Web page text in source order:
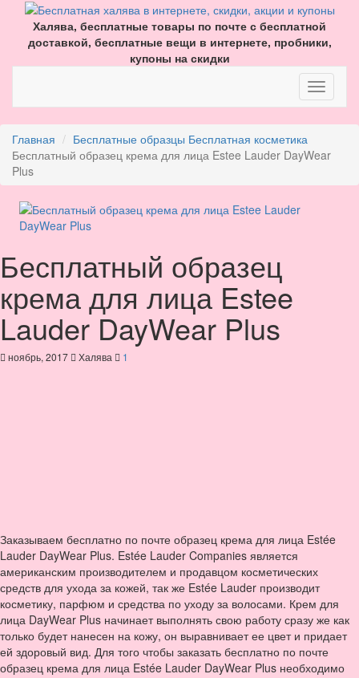
Халява, бесплатные товары по почте с бесплатной
доставкой, бесплатные вещи в интернете, пробники,
купоны на скидки
Главная Бесплатные образцы Бесплатная косметика
Бесплатный образец крема для лица Estee Lauder DayWear
Plus
Бесплатный образец
крема для лица Estee
Lauder DayWear Plus
ноябрь, 2017 Халява 1
Заказываем бесплатно по почте образец крема для лица Estée
Lauder DayWear Plus. Estée Lauder Companies является
американским производителем и продавцом косметических
средств для ухода за кожей, так же Estée Lauder производит
косметику, парфюм и средства по уходу за волосами. Крем для
лица DayWear Plus начинает выполнять свою работу сразу же как
только будет нанесен на кожу, он выравнивает ее цвет и придает
ей здоровый вид. Для того чтобы заказать бесплатно по почте
образец крема для лица Estée Lauder DayWear Plus необходимо